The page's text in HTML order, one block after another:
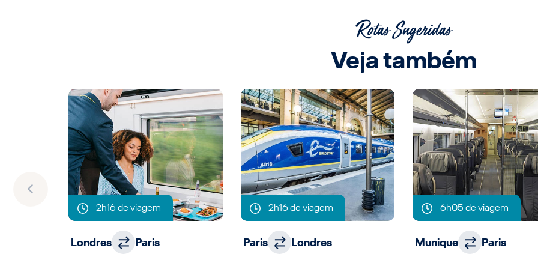
Rotas Sugeridas
Veja também
2h16 de viagem
Londres Paris
2h16 de viagem
Paris Londres
6h05 de viagem
Munique Paris